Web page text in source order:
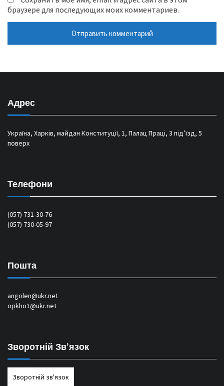
браузере для последующих моих комментариев.
Адрес
Україна, Харків, майдан Конституції, 1, Палац Праці, 3 під’їзд, 5
поверх
Телефони
(057) 731-30-76
(057) 730-05-97
Пошта
angolen@ukr.net
opkho1@ukr.net
Зворотній Зв’язок
Зворотній зв'язок